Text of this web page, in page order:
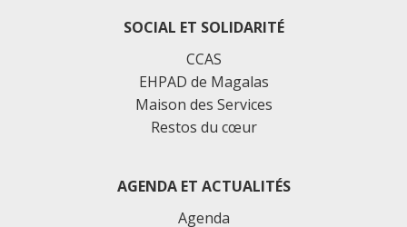
SOCIAL ET SOLIDARITÉ
CCAS
EHPAD de Magalas
Maison des Services
Restos du cœur
AGENDA ET ACTUALITÉS
Agenda